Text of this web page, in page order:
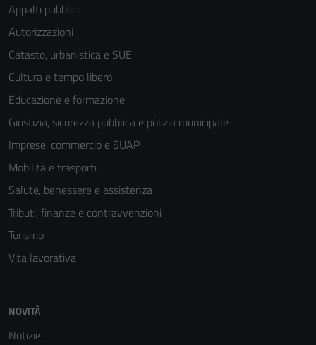
Appalti pubblici
Autorizzazioni
Catasto, urbanistica e SUE
Cultura e tempo libero
Educazione e formazione
Giustizia, sicurezza pubblica e polizia municipale
Imprese, commercio e SUAP
Mobilità e trasporti
Salute, benessere e assistenza
Tributi, finanze e contravvenzioni
Turismo
Vita lavorativa
NOVITÀ
Notizie